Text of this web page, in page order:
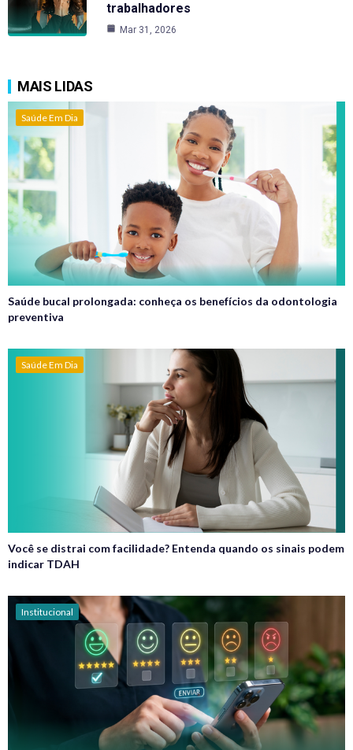
trabalhadores
Mar 31, 2026
MAIS LIDAS
Saúde Em Dia
Saúde bucal prolongada: conheça os benefícios da odontologia
preventiva
Saúde Em Dia
Você se distrai com facilidade? Entenda quando os sinais podem
indicar TDAH
Institucional